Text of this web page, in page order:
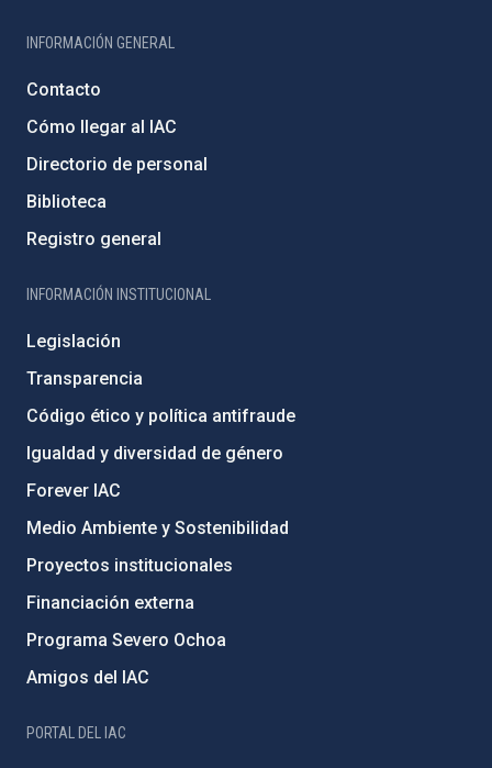
INFORMACIÓN GENERAL
Contacto
Cómo llegar al IAC
Directorio de personal
Biblioteca
Registro general
INFORMACIÓN INSTITUCIONAL
Legislación
Transparencia
Código ético y política antifraude
Igualdad y diversidad de género
Forever IAC
Medio Ambiente y Sostenibilidad
Proyectos institucionales
Financiación externa
Programa Severo Ochoa
Amigos del IAC
PORTAL DEL IAC